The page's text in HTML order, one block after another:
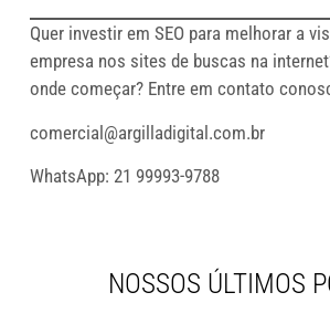
Quer investir em SEO para melhorar a
empresa nos sites de buscas na
onde começar? Entre em contato
comercial@argilladigital.com.br
WhatsApp: 21 99993-9788
NOSSOS ÚLTIMOS